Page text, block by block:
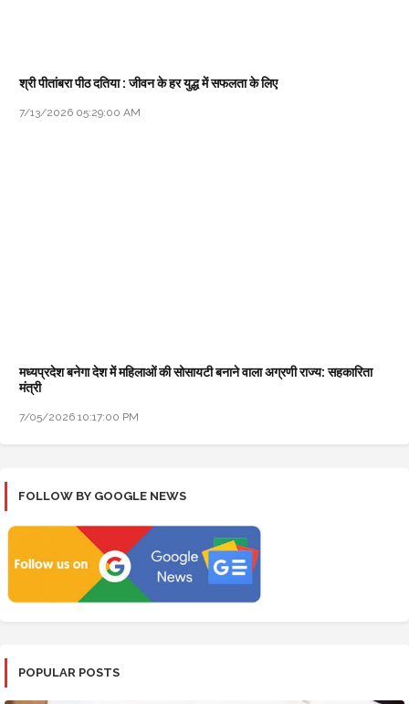
श्री पीतांबरा पीठ दतिया : जीवन के हर युद्ध में सफलता के लिए
7/13/2026 05:29:00 AM
मध्यप्रदेश बनेगा देश में महिलाओं की सोसायटी बनाने वाला अग्रणी राज्य: सहकारिता
मंत्री
7/05/2026 10:17:00 PM
FOLLOW BY GOOGLE NEWS
POPULAR POSTS